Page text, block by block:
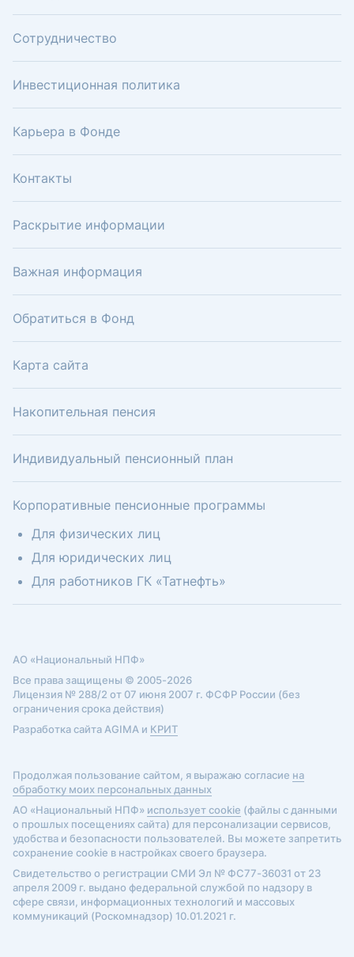
Сотрудничество
Инвестиционная политика
Карьера в Фонде
Контакты
Раскрытие информации
Важная информация
Обратиться в Фонд
Карта сайта
Накопительная пенсия
Индивидуальный пенсионный план
Корпоративные пенсионные программы
Для физических лиц
Для юридических лиц
Для работников ГК «Татнефть»
АО «Национальный НПФ»
Все права защищены © 2005-2026
Лицензия № 288/2 от 07 июня 2007 г. ФСФР России (без
ограничения срока действия)
Разработка сайта AGIMA и КРИТ
Продолжая пользование сайтом, я выражаю согласие на
обработку моих персональных данных
АО «Национальный НПФ» использует cookie (файлы с данными
о прошлых посещениях сайта) для персонализации сервисов,
удобства и безопасности пользователей. Вы можете запретить
сохранение cookie в настройках своего браузера.
Свидетельство о регистрации СМИ Эл № ФС77-36031 от 23
апреля 2009 г. выдано федеральной службой по надзору в
сфере связи, информационных технологий и массовых
коммуникаций (Роскомнадзор) 10.01.2021 г.